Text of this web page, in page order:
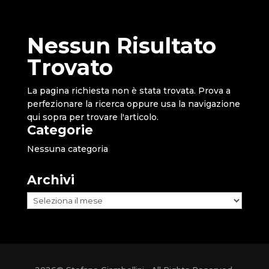
Nessun Risultato
Trovato
La pagina richiesta non è stata trovata. Prova a
perfezionare la ricerca oppure usa la navigazione
qui sopra per trovare l'articolo.
Categorie
Nessuna categoria
Archivi
Archivi